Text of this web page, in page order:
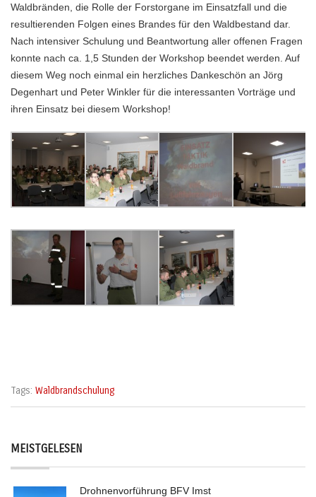
Waldbränden, die Rolle der Forstorgane im Einsatzfall und die
resultierenden Folgen eines Brandes für den Waldbestand dar.
Nach intensiver Schulung und Beantwortung aller offenen Fragen
konnte nach ca. 1,5 Stunden der Workshop beendet werden. Auf
diesem Weg noch einmal ein herzliches Dankeschön an Jörg
Degenhart und Peter Winkler für die interessanten Vorträge und
ihren Einsatz bei diesem Workshop!
Tags: Waldbrandschulung
MEISTGELESEN
Drohnenvorführung BFV Imst